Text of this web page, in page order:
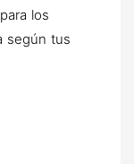
los
según tus